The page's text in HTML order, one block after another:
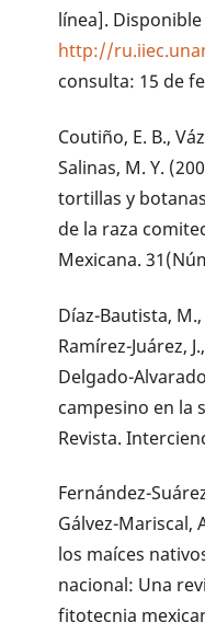
línea]. Disponible
http://
consulta: 15 de
Coutiño, E. B.,
Salinas, M. Y.
tortillas y
de la raza
Mexicana.
Díaz-Bautista,
Ramírez-Juárez,
Delgado-
campesino en la
Revista.
Fernández-
Gálvez-Mariscal,
los maíces
nacional: Una
fitotecnia